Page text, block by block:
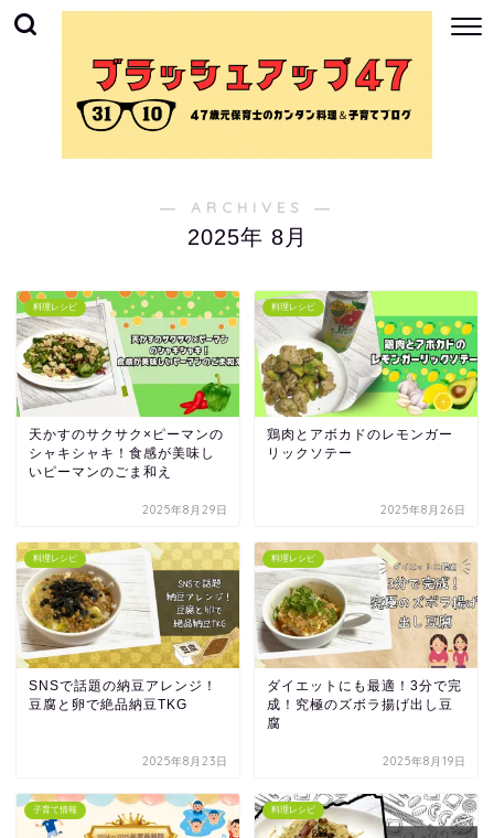
― ARCHIVES ―
2025年 8月
料理レシピ
天かすのサクサク×ピーマンの
シャキシャキ！食感が美味し
いピーマンのごま和え
2025年8月29日
料理レシピ
鶏肉とアボカドのレモンガー
リックソテー
2025年8月26日
料理レシピ
SNSで話題の納豆アレンジ！
豆腐と卵で絶品納豆TKG
2025年8月23日
料理レシピ
ダイエットにも最適！3分で完
成！究極のズボラ揚げ出し豆
腐
2025年8月19日
子育て情報 料理レシピ